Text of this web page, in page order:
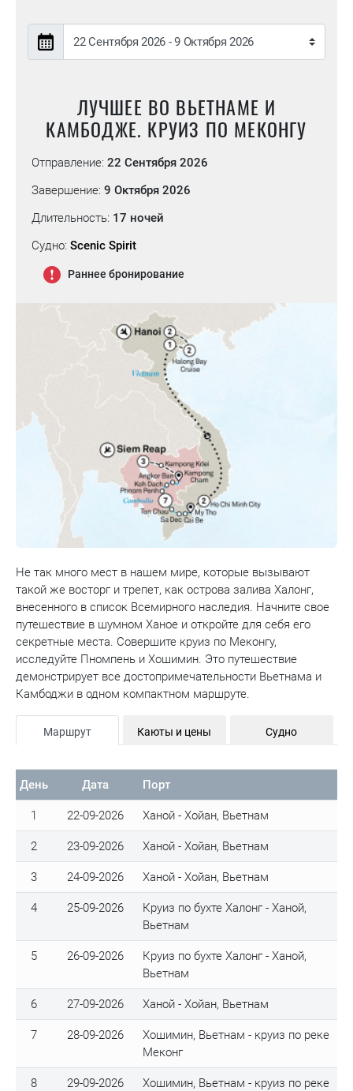
ЛУЧШЕЕ ВО ВЬЕТНАМЕ И
КАМБОДЖЕ. КРУИЗ ПО МЕКОНГУ
Отправление: 22 Сентября 2026
Завершение: 9 Октября 2026
Длительность: 17 ночей
Судно: Scenic Spirit
Раннее бронирование
Не так много мест в нашем мире, которые вызывают
такой же восторг и трепет, как острова залива Халонг,
внесенного в список Всемирного наследия. Начните свое
путешествие в шумном Ханое и откройте для себя его
секретные места. Совершите круиз по Меконгу,
исследуйте Пномпень и Хошимин. Это путешествие
демонстрирует все достопримечательности Вьетнама и
Камбоджи в одном компактном маршруте.
Маршрут Каюты и цены Судно
День Дата Порт
1 22-09-2026 Ханой - Хойан, Вьетнам
2 23-09-2026 Ханой - Хойан, Вьетнам
3 24-09-2026 Ханой - Хойан, Вьетнам
4 25-09-2026
Круиз по бухте Халонг - Ханой,
Вьетнам
5 26-09-2026
Круиз по бухте Халонг - Ханой,
Вьетнам
6 27-09-2026 Ханой - Хойан, Вьетнам
7 28-09-2026
Хошимин, Вьетнам - круиз по реке
Меконг
8 29-09-2026
Хошимин, Вьетнам - круиз по реке